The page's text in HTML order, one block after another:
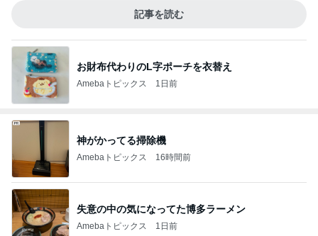
記事を読む
お財布代わりのL字ポーチを衣替え
Amebaトピックス 1日前
神がかってる掃除機
Amebaトピックス 16時間前
失意の中の気になってた博多ラーメン
Amebaトピックス 1日前